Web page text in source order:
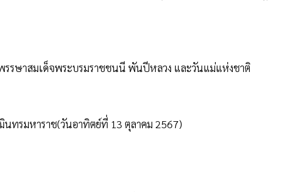
รษาสมเด็จพระบรมราชชนนี พันปีหลวง และวันแม่แห่งชาติ
ทรมหาราช(วันอาทิตย์ที่ 13 ตุลาคม 2567)